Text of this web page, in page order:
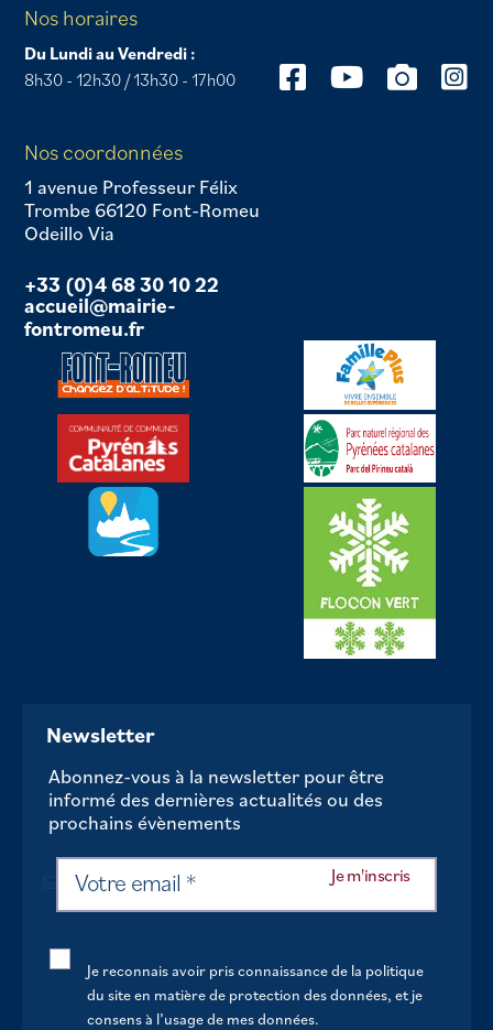
Nos horaires
Du Lundi au Vendredi :
8h30 - 12h30 / 13h30 - 17h00
Nos coordonnées
1 avenue Professeur Félix
Trombe 66120 Font-Romeu
Odeillo Via
+33 (0)4 68 30 10 22
accueil@mairie-
fontromeu.fr
Newsletter
Abonnez-vous à la newsletter pour être
informé des dernières actualités ou des
prochains évènements
Je reconnais avoir pris connaissance de la politique
du site en matière de protection des données, et je
consens à l’usage de mes données.